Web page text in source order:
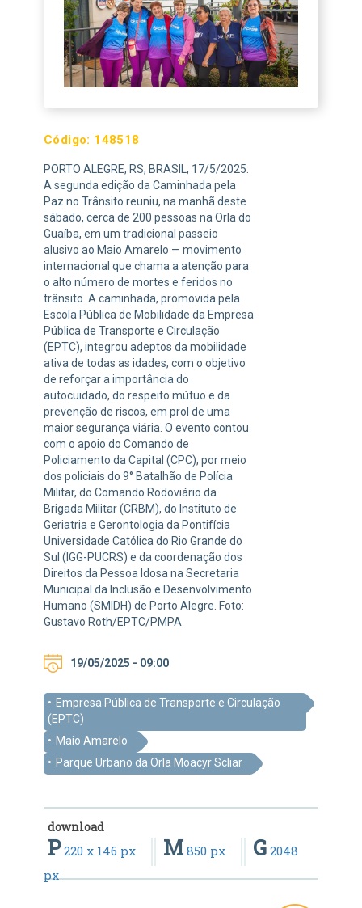
Código: 148518
PORTO ALEGRE, RS, BRASIL, 17/5/2025:
A segunda edição da Caminhada pela
Paz no Trânsito reuniu, na manhã deste
sábado, cerca de 200 pessoas na Orla do
Guaíba, em um tradicional passeio
alusivo ao Maio Amarelo — movimento
internacional que chama a atenção para
o alto número de mortes e feridos no
trânsito. A caminhada, promovida pela
Escola Pública de Mobilidade da Empresa
Pública de Transporte e Circulação
(EPTC), integrou adeptos da mobilidade
ativa de todas as idades, com o objetivo
de reforçar a importância do
autocuidado, do respeito mútuo e da
prevenção de riscos, em prol de uma
maior segurança viária. O evento contou
com o apoio do Comando de
Policiamento da Capital (CPC), por meio
dos policiais do 9° Batalhão de Polícia
Militar, do Comando Rodoviário da
Brigada Militar (CRBM), do Instituto de
Geriatria e Gerontologia da Pontifícia
Universidade Católica do Rio Grande do
Sul (IGG-PUCRS) e da coordenação dos
Direitos da Pessoa Idosa na Secretaria
Municipal da Inclusão e Desenvolvimento
Humano (SMIDH) de Porto Alegre. Foto:
Gustavo Roth/EPTC/PMPA
19/05/2025 - 09:00
Empresa Pública de Transporte e Circulação
(EPTC)
Maio Amarelo
Parque Urbano da Orla Moacyr Scliar
download
P220 x 146 px M 850 px G 2048
px